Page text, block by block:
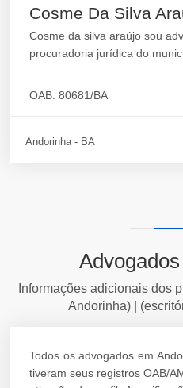
Cosme Da Silva
Cosme da silva araújo sou
procuradoria jurídica do
OAB: 80681/BA
Andorinha - BA
Informações adicionais dos
Andorinha) |
Todos os advogados em
tiveram seus registros OAB/